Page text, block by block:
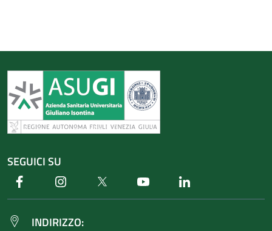
SEGUICI SU
Facebook Instagram Twitter Youtube
INDIRIZZO: